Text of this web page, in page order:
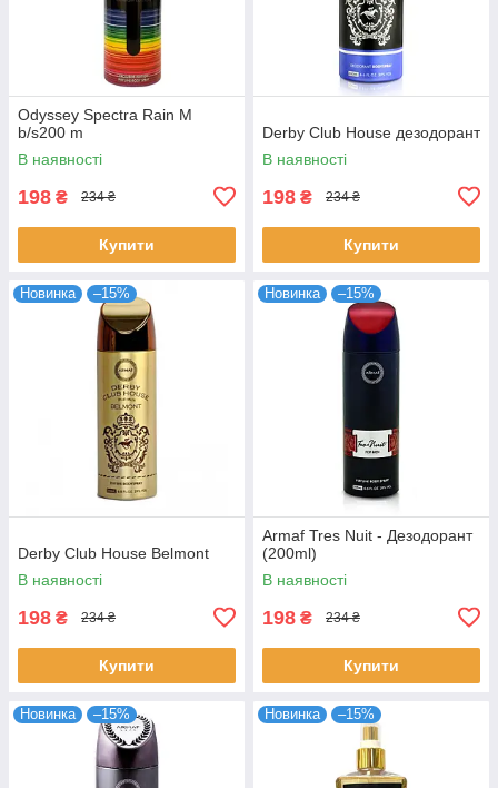
Odyssey Spectra Rain M
b/s200 m
В наявності
198 ₴ 234 ₴
Купити
Derby Club House дезодорант
В наявності
198 ₴ 234 ₴
Купити
Новинка –15%
Derby Club House Belmont
В наявності
198 ₴ 234 ₴
Купити
Новинка –15%
Armaf Tres Nuit - Дезодорант
(200ml)
В наявності
198 ₴ 234 ₴
Купити
Новинка –15% Новинка –15%